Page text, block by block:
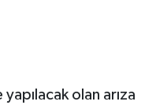
olan arıza